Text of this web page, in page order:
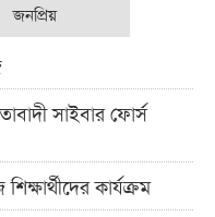
জনপ্রিয়
সাইবার ফোর্স
কার্যক্রম